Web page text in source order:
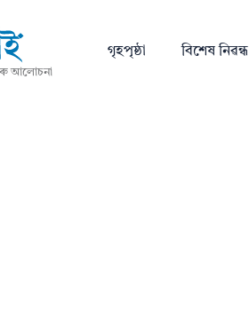
আৰু আলোচনা
গৃহপৃষ্ঠা বিশেষ নিৱন্ধ